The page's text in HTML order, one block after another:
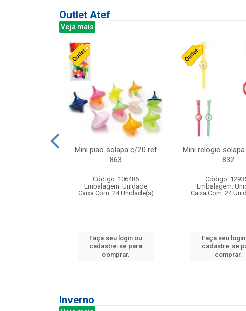
Outlet Atef
Veja mais
Mini piao solapa c/20 ref
863
Código: 106486
Embalagem: Unidade
Caixa Com: 24 Unidade(s)
Faça seu login ou
cadastre-se para
comprar.
Mini relogio
832
Código:
Embalagem:
Caixa Com: 24
Faça seu
cadastre-se
comprar.
Inverno